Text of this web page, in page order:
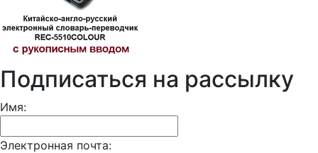
Подписаться на рассылку
Имя:
Электронная почта: